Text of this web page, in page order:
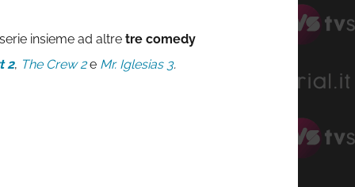
insieme ad altre tre comedy
2, The Crew 2e Mr. Iglesias 3.